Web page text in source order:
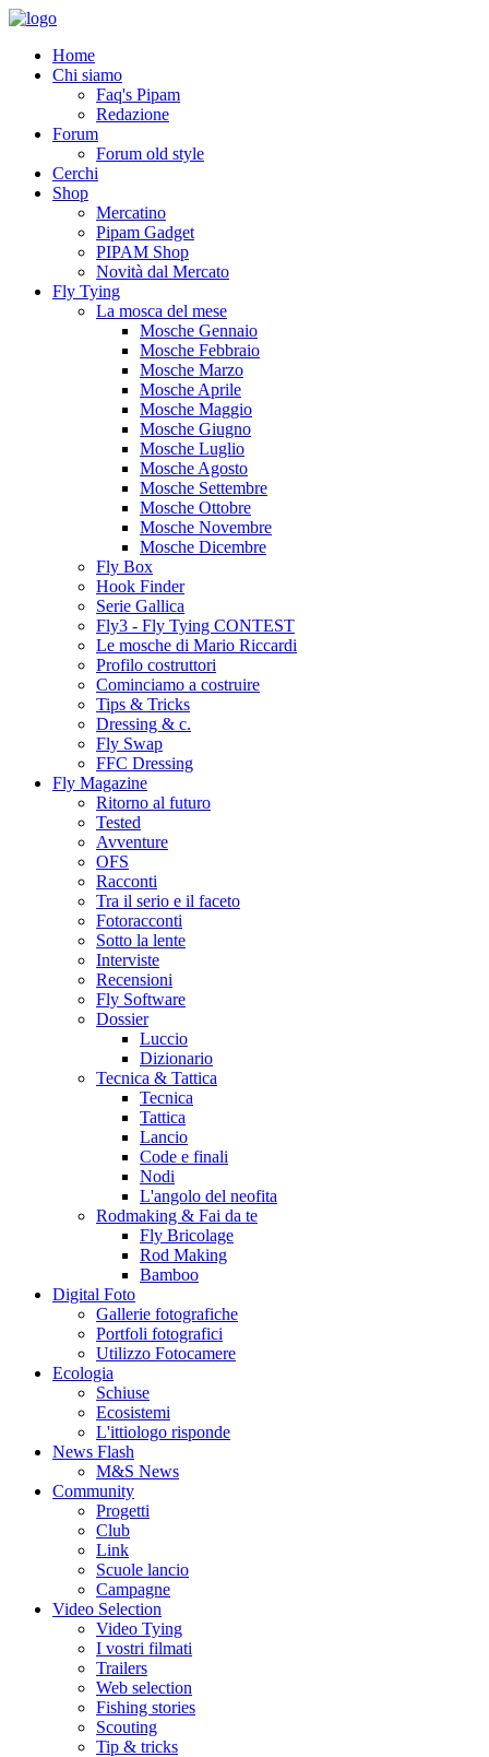
Home
Chi siamo
Faq's Pipam
Redazione
Forum
Forum old style
Cerchi
Shop
Mercatino
Pipam Gadget
PIPAM Shop
Novità dal Mercato
Fly Tying
La mosca del mese
Mosche Gennaio
Mosche Febbraio
Mosche Marzo
Mosche Aprile
Mosche Maggio
Mosche Giugno
Mosche Luglio
Mosche Agosto
Mosche Settembre
Mosche Ottobre
Mosche Novembre
Mosche Dicembre
Fly Box
Hook Finder
Serie Gallica
Fly3 - Fly Tying CONTEST
Le mosche di Mario Riccardi
Profilo costruttori
Cominciamo a costruire
Tips & Tricks
Dressing & c.
Fly Swap
FFC Dressing
Fly Magazine
Ritorno al futuro
Tested
Avventure
OFS
Racconti
Tra il serio e il faceto
Fotoracconti
Sotto la lente
Interviste
Recensioni
Fly Software
Dossier
Luccio
Dizionario
Tecnica & Tattica
Tecnica
Tattica
Lancio
Code e finali
Nodi
L'angolo del neofita
Rodmaking & Fai da te
Fly Bricolage
Rod Making
Bamboo
Digital Foto
Gallerie fotografiche
Portfoli fotografici
Utilizzo Fotocamere
Ecologia
Schiuse
Ecosistemi
L'ittiologo risponde
News Flash
M&S News
Community
Progetti
Club
Link
Scuole lancio
Campagne
Video Selection
Video Tying
I vostri filmati
Trailers
Web selection
Fishing stories
Scouting
Tip & tricks